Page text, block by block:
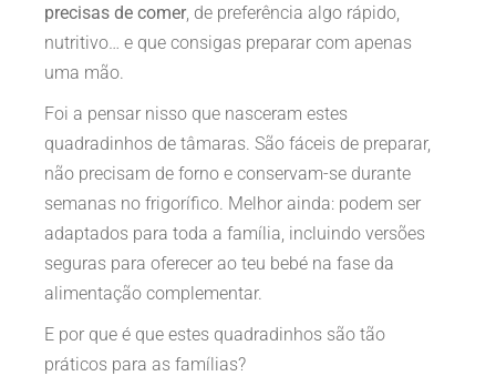
precisas de comer, de preferência algo rápido,
nutritivo… e que consigas preparar com apenas
uma mão.
Foi a pensar nisso que nasceram estes
quadradinhos de tâmaras. São fáceis de preparar,
não precisam de forno e conservam-se durante
semanas no frigorífico. Melhor ainda: podem ser
adaptados para toda a família, incluindo versões
seguras para oferecer ao teu bebé na fase da
alimentação complementar.
E por que é que estes quadradinhos são tão
práticos para as famílias?